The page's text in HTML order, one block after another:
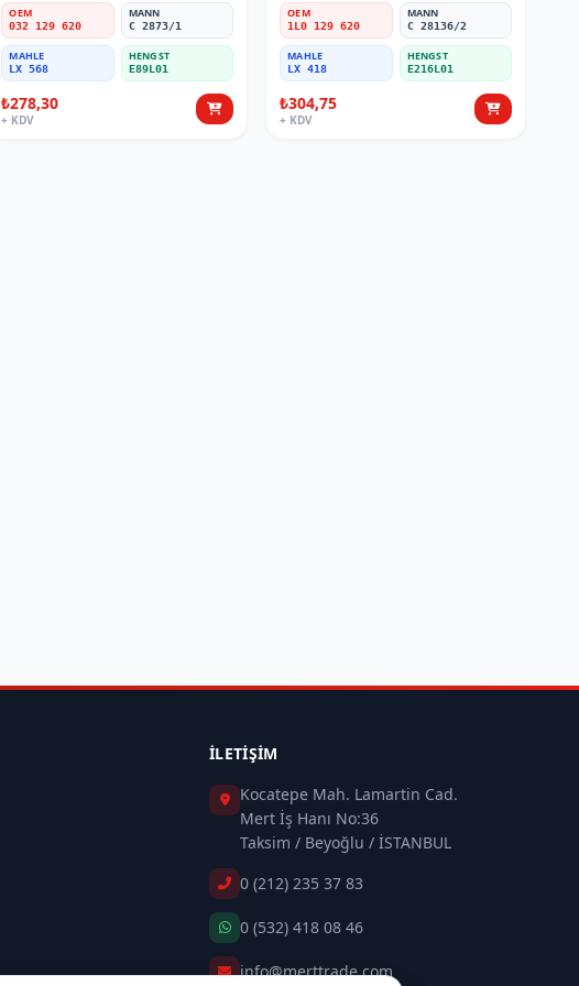
OEM
032 129 620
MANN
C 2873/1
MAHLE
LX 568
HENGST
E89L01
₺278,30
+ KDV
OEM
1L0 129 620
MANN
C 28136/2
MAHLE
LX 418
HENGST
E216L01
₺304,75
+ KDV
İLETIŞIM
Kocatepe Mah. Lamartin Cad.
Mert İş Hanı No:36
Taksim / Beyoğlu / İSTANBUL
0 (212) 235 37 83
0 (532) 418 08 46
info@merttrade.com